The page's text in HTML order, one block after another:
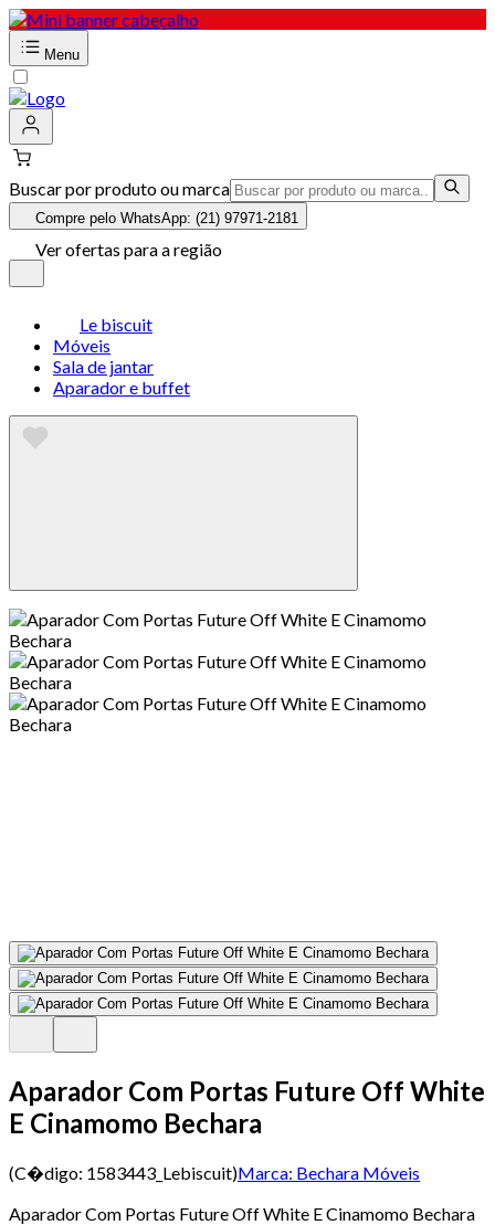
Menu
Buscar por produto ou marca
Compre pelo WhatsApp: (21) 97971-2181
Ver ofertas para a região
Le biscuit
Móveis
Sala de jantar
Aparador e buffet
Aparador Com Portas Future Off White
E Cinamomo Bechara
(C�digo: 1583443_Lebiscuit)Marca: Bechara Móveis
Aparador Com Portas Future Off White E Cinamomo Bechara